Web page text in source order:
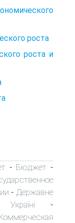
роста
роста и
- Бюджет -
-Державне
-